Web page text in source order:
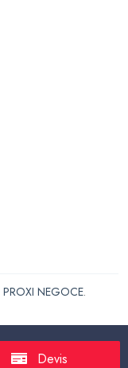
PROXI NEGOCE.
Devis